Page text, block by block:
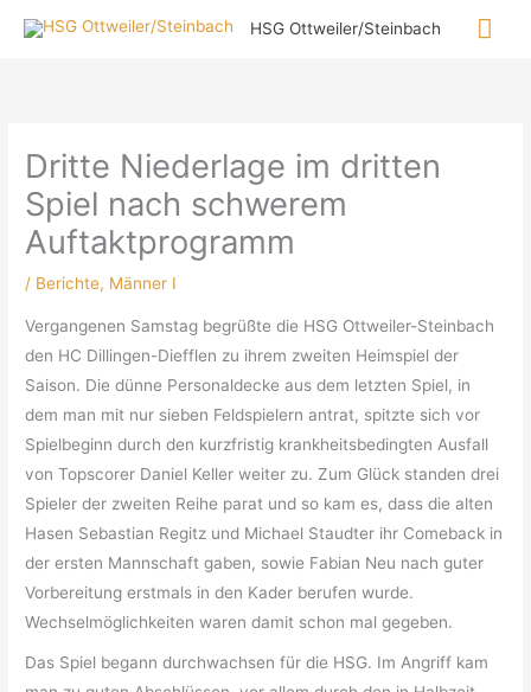
Inhalt
HSG Ottweiler/Steinbach
Dritte Niederlage im dritten
Spiel nach schwerem
Auftaktprogramm
/ Berichte, Männer I
Vergangenen Samstag begrüßte die HSG Ottweiler-Steinbach
den HC Dillingen-Diefflen zu ihrem zweiten Heimspiel der
Saison. Die dünne Personaldecke aus dem letzten Spiel, in
dem man mit nur sieben Feldspielern antrat, spitzte sich vor
Spielbeginn durch den kurzfristig krankheitsbedingten Ausfall
von Topscorer Daniel Keller weiter zu. Zum Glück standen drei
Spieler der zweiten Reihe parat und so kam es, dass die alten
Hasen Sebastian Regitz und Michael Staudter ihr Comeback in
der ersten Mannschaft gaben, sowie Fabian Neu nach guter
Vorbereitung erstmals in den Kader berufen wurde.
Wechselmöglichkeiten waren damit schon mal gegeben.
Das Spiel begann durchwachsen für die HSG. Im Angriff kam